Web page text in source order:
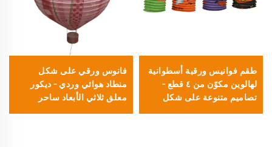
طقم فوانيس ورقية أسطوانية
لهالوين مكوّن من ٤ قطع –
تصاميم متنوعة على شكل
فانوس ورقي على شكل
منطاد هوائي وردي – ديكور
معلق ثلاثي الأبعاد ساحر